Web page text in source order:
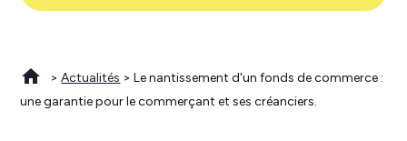
>Actualités > Le nantissement d'un fonds de commerce :
une garantie pour le commerçant et ses créanciers.